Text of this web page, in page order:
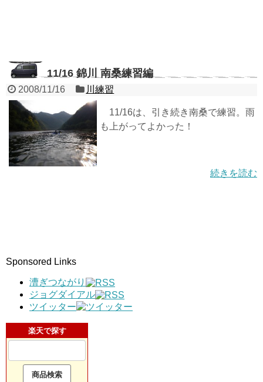
11/16 錦川 南桑練習編
2008/11/16 川練習
11/16は、引き続き南桑で練習。雨
も上がってよかった！
続きを読む
Sponsored Links
漕ぎつながり
ジョグダイアル
ツイッター
楽天で探す